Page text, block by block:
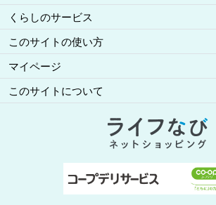
くらしのサービス
このサイトの使い方
マイページ
このサイトについて